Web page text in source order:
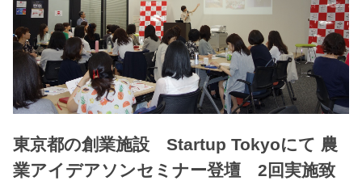
東京都の創業施設 Startup Tokyoにて 農
業アイデアソンセミナー登壇 2回実施致